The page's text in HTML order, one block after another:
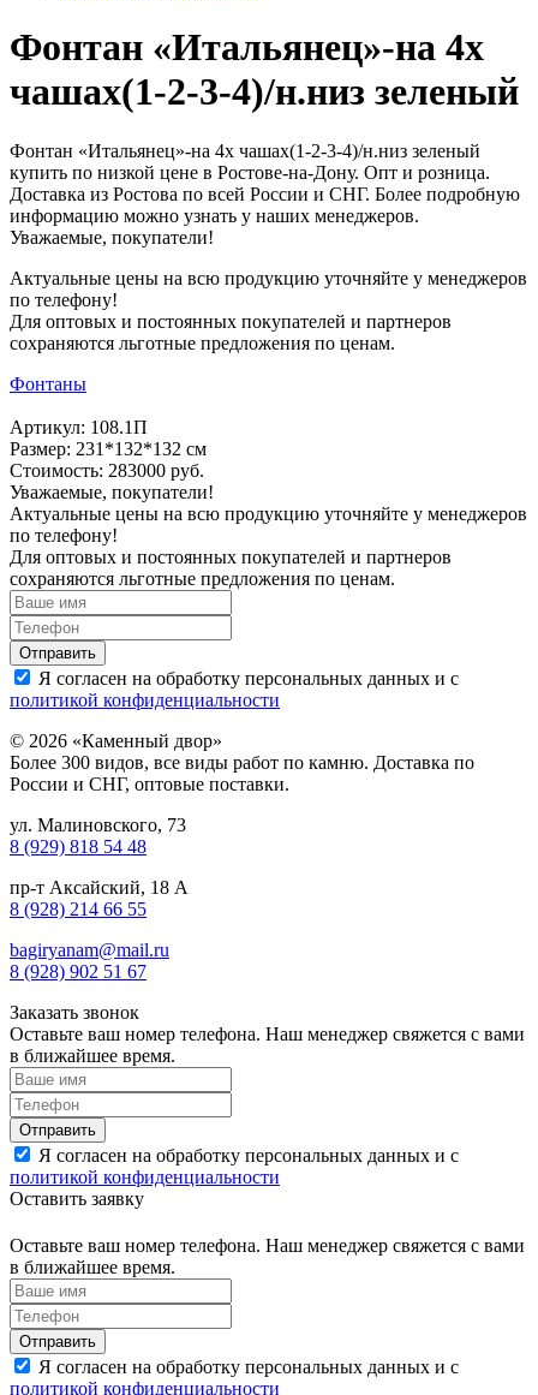
Фонтан «Итальянец»-на 4х
чашах(1-2-3-4)/н.низ зеленый
Фонтан «Итальянец»-на 4х чашах(1-2-3-4)/н.низ зеленый
купить по низкой цене в Ростове-на-Дону. Опт и розница.
Доставка из Ростова по всей России и СНГ. Более подробную
информацию можно узнать у наших менеджеров.
Уважаемые, покупатели!
Актуальные цены на всю продукцию уточняйте у менеджеров
по телефону!
Для оптовых и постоянных покупателей и партнеров
сохраняются льготные предложения по ценам.
Фонтаны
Артикул: 108.1П
Размер: 231*132*132 см
Стоимость: 283000 руб.
Уважаемые, покупатели!
Актуальные цены на всю продукцию уточняйте у менеджеров
по телефону!
Для оптовых и постоянных покупателей и партнеров
сохраняются льготные предложения по ценам.
Я согласен на обработку персональных данных и с
политикой конфиденциальности
© 2026 «Каменный двор»
Более 300 видов, все виды работ по камню. Доставка по
России и СНГ, оптовые поставки.
ул. Малиновского, 73
8 (929) 818 54 48
пр-т Аксайский, 18 А
8 (928) 214 66 55
bagiryanam@mail.ru
8 (928) 902 51 67
Заказать звонок
Оставьте ваш номер телефона. Наш менеджер свяжется с вами
в ближайшее время.
Я согласен на обработку персональных данных и с
политикой конфиденциальности
Оставить заявку
Оставьте ваш номер телефона. Наш менеджер свяжется с вами
в ближайшее время.
Я согласен на обработку персональных данных и с
политикой конфиденциальности